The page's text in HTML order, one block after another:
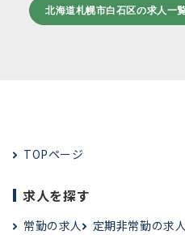
北海道札幌市白石区の求人一
TOPページ
求人を探す
常勤の求人 定期非常勤の求人